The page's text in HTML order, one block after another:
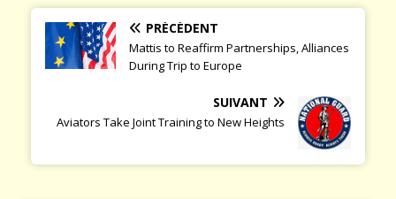
PRÉCÉDENT
Mattis to Reaffirm Partnerships, Alliances
During Trip to Europe
SUIVANT
Aviators Take Joint Training to New Heights